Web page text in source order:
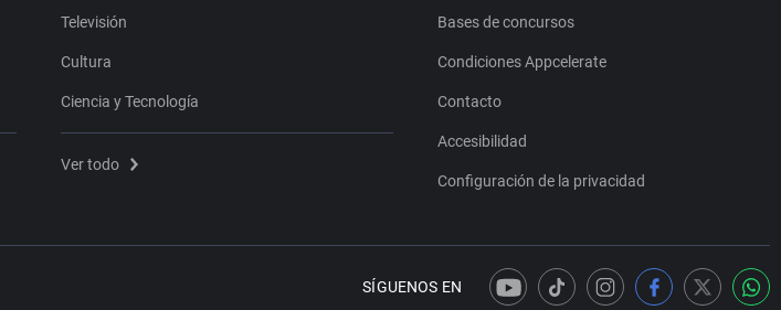
Televisión
Cultura
Ciencia y Tecnología
Ver todo
Bases de concursos
Condiciones Appcelerate
Contacto
Accesibilidad
Configuración de la privacidad
SÍGUENOS EN